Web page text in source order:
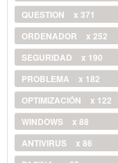
QUESTION
x 371
ORDENADOR
x 252
SEGURIDAD
x 190
PROBLEMA
x 182
OPTIMIZACIÓN
x 122
WINDOWS
x 88
ANTIVIRUS
x 86